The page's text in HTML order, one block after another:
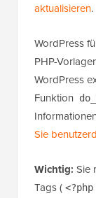
aktualisieren.
WordPress
PHP-
WordPress
Funktion
Sie
Wichtig: Sie
Tags (